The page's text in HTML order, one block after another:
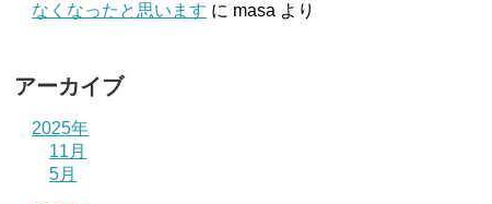
なくなったと思います に masa より
アーカイブ
2025年
11月
5月